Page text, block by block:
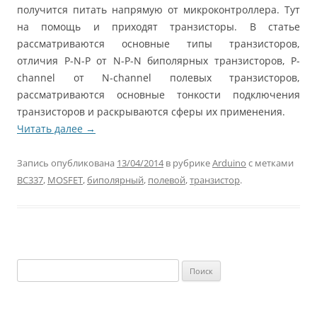
получится питать напрямую от микроконтроллера. Тут
на помощь и приходят транзисторы. В статье
рассматриваются основные типы транзисторов,
отличия P-N-P от N-P-N биполярных транзисторов, P-
channel от N-channel полевых транзисторов,
рассматриваются основные тонкости подключения
транзисторов и раскрываются сферы их применения.
Читать далее →
Запись опубликована 13/04/2014в рубрикеArduino с метками
BC337, MOSFET,биполярный, полевой,транзистор.